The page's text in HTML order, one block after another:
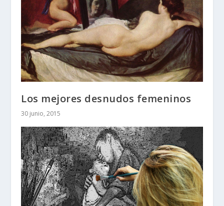
Los mejores desnudos femeninos
30 junio, 2015